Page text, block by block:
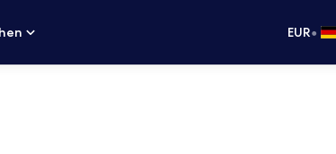
EUR•